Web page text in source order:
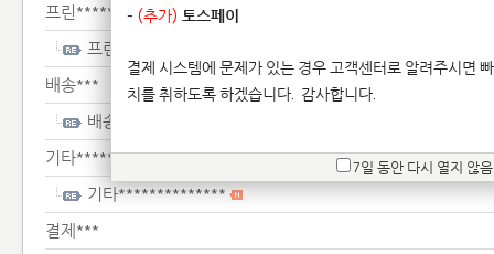
프린****************
프린****************
배송***
배송***
기타**************
기타**************
결제***
- (추가) 토스페이
결제 시스템에 문제가 있는 경우 고객센터로 알려주시면
치를 취하도록 하겠습니다. 감사합니다.
7일 동안 다시 열지 않음